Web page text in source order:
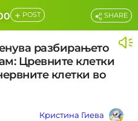
+ POST
разбирањето
Цревните клетки
клетки во
Кристина Гиева
SHARE